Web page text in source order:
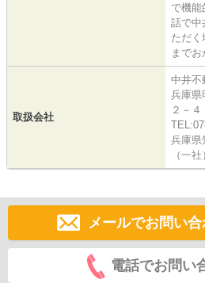
で機能
話で中
ただく
までお
取扱会社
中井不
兵庫県
２－４
兵庫県
（一
メールでお問い
電話でお問い